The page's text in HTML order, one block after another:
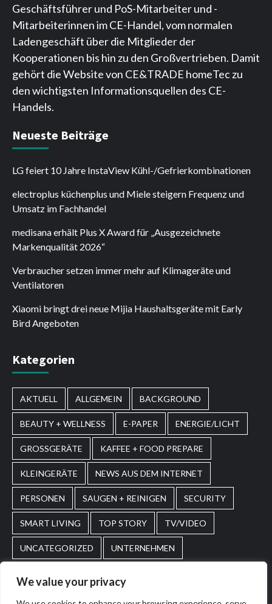
We value your privacy
Geschäftsführer und PoS-Mitarbeiter und -
Mitarbeiterinnen im CE-Handel, vom normalen
Ladengeschäft über die Mitglieder der
Kooperationen bis hin zu den Großvertrieben. Damit
gehört die Website von CE&TRADE homeTec zu
den wichtigsten Informationsquellen des CE-
Handels.
Neueste Beiträge
LG feiert 10 Jahre InstaView Kühl-/Gefrierkombinationen
electroplus küchenplus und Miele steigern Frequenz und
Umsatz im Fachhandel
medisana erhält Plus X Award für „Ausgezeichnete
Markenqualität 2026“
Verbraucher setzen immer mehr auf Klimageräte und
Ventilatoren
Xiaomi bringt drei neue Mijia Haushaltsgeräte mit Early
Bird Angeboten
Kategorien
AKTUELL ALLGEMEIN BACKGROUND
BEAUTY + WELLNESS E-PAPER ENERGIE/LICHT
GROSSGERÄTE KAFFEE + FOOD PREPARE
KLEINGERÄTE NEWS AUS DEM INTERNET
PERSONEN SAUGEN + REINIGEN SECURITY
SMART LIVING TOP STORY TV/VIDEO
UNCATEGORIZED UNTERNEHMEN